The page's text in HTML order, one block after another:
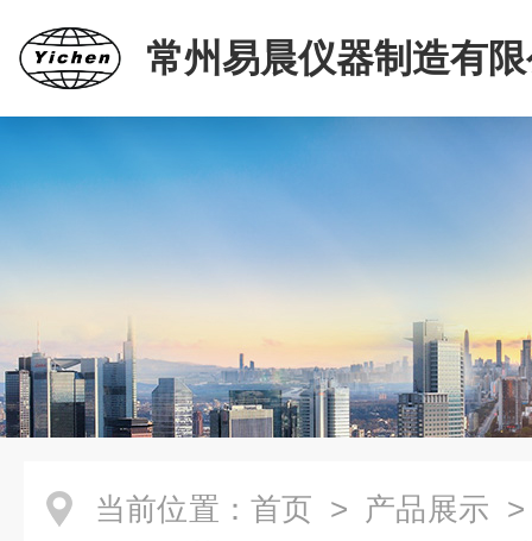
常州易晨仪器制造有
当前位置： 首页 > 产品展示